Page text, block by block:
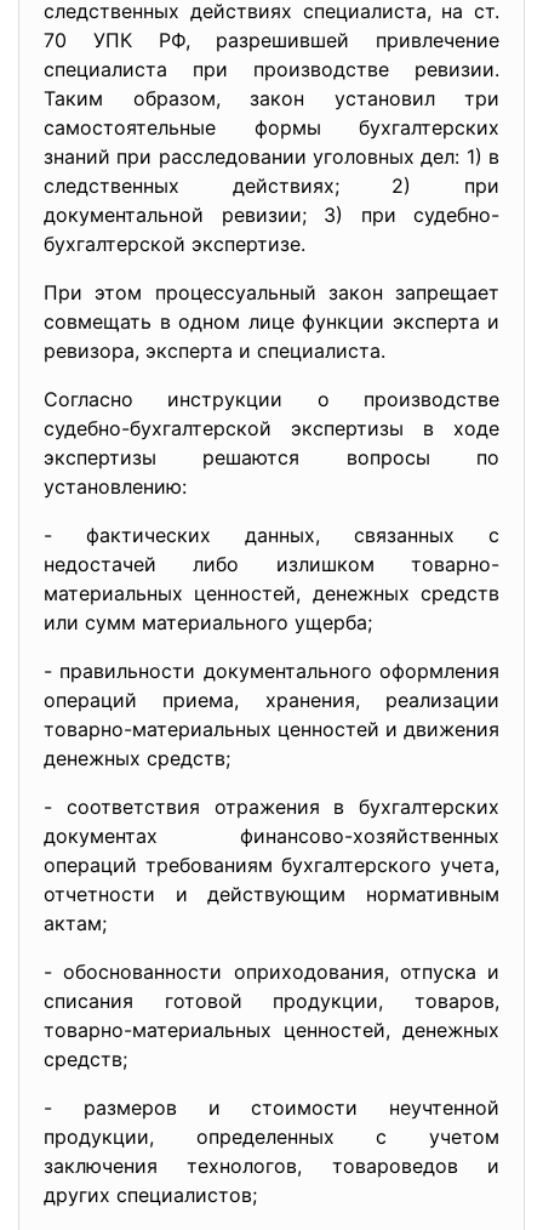
следственных действиях специалиста, на ст.
70 УПК РФ, разрешившей привлечение
специалиста при производстве ревизии.
Таким образом, закон установил три
самостоятельные формы бухгалтерских
знаний при расследовании уголовных дел: 1) в
следственных действиях; 2) при
документальной ревизии; 3) при судебно-
бухгалтерской экспертизе.
При этом процессуальный закон запрещает
совмещать в одном лице функции эксперта и
ревизора, эксперта и специалиста.
Согласно инструкции о производстве
судебно-бухгалтерской экспертизы в ходе
экспертизы решаются вопросы по
установлению:
- фактических данных, связанных с
недостачей либо излишком товарно-
материальных ценностей, денежных средств
или сумм материального ущерба;
- правильности документального оформления
операций приема, хранения, реализации
товарно-материальных ценностей и движения
денежных средств;
- соответствия отражения в бухгалтерских
документах финансово-хозяйственных
операций требованиям бухгалтерского учета,
отчетности и действующим нормативным
актам;
- обоснованности оприходования, отпуска и
списания готовой продукции, товаров,
товарно-материальных ценностей, денежных
средств;
- размеров и стоимости неучтенной
продукции, определенных с учетом
заключения технологов, товароведов и
других специалистов;